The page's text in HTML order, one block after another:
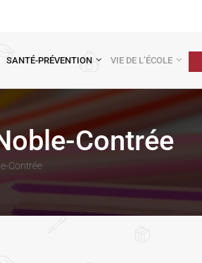
SANTÉ-PRÉVENTION VIE DE L’ÉCOLE
Contrée
Contrée